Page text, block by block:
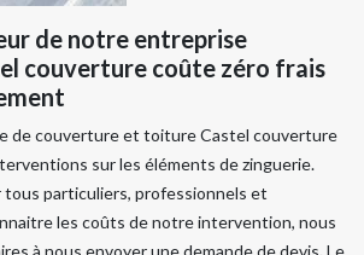
de notre entreprise
couverture coûte zéro frais
de couverture et toiture Castel couverture
sur les éléments de zinguerie.
tous particuliers, professionnels et
les coûts de notre intervention, nous
à nous envoyer une demande de devis. Le